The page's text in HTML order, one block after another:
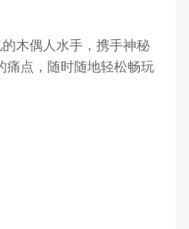
木偶人水手，携手神秘
痛点，随时随地轻松畅玩